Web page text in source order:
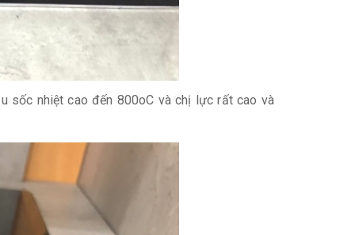
sốc nhiệt cao đến 800oC và chị lực rất cao và